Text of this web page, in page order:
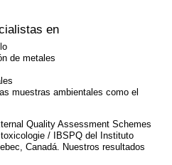
en
de metales
muestras ambientales como el
Quality Assessment Schemes
/ IBSPQ del Instituto
Canadá. Nuestros resultados